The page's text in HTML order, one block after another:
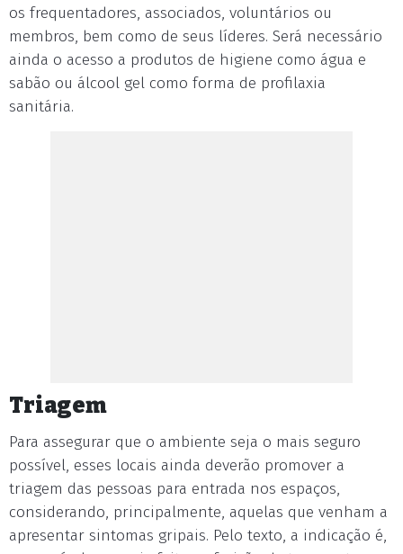
os frequentadores, associados, voluntários ou
membros, bem como de seus líderes. Será necessário
ainda o acesso a produtos de higiene como água e
sabão ou álcool gel como forma de profilaxia
sanitária.
Triagem
Para assegurar que o ambiente seja o mais seguro
possível, esses locais ainda deverão promover a
triagem das pessoas para entrada nos espaços,
considerando, principalmente, aquelas que venham a
apresentar sintomas gripais. Pelo texto, a indicação é,